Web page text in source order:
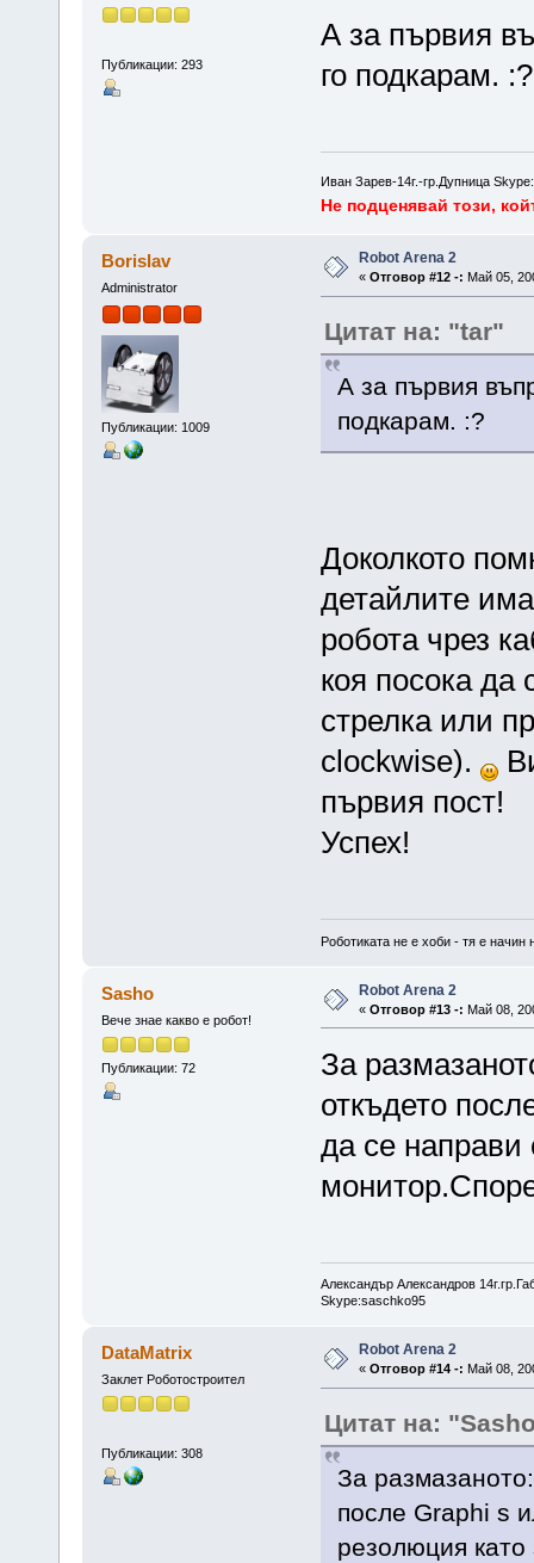
Публикации: 293
А за първия
го подкарам. :?
Иван Зарев-14г.-гр.Дупница Skype:
Не подценявай този,
Borislav
Administrator
Публикации: 1009
Robot Arena 2
« Отговор #12 -: Май 05,
Цитат на: "tar"
А за първия
подкарам. :?
Доколкото
детайлите
робота чрез
коя посока да
стрелка или
clockwise).
първия пост!
Успех!
Роботиката не е хоби - тя е начин
Sasho
Вече знае какво е робот!
Публикации: 72
Robot Arena 2
« Отговор #13 -: Май 08,
За
откъдето
да се
Александър Александров
Skype:saschko95
DataMatrix
Заклет Роботостроител
Публикации: 308
Robot Arena 2
« Отговор #14 -: Май 08,
Цитат на:
За
после Graphi s
резолюция